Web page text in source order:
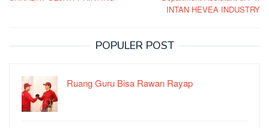
INTAN HEVEA INDUSTRY
POPULER POST
Ruang Guru Bisa Rawan Rayap